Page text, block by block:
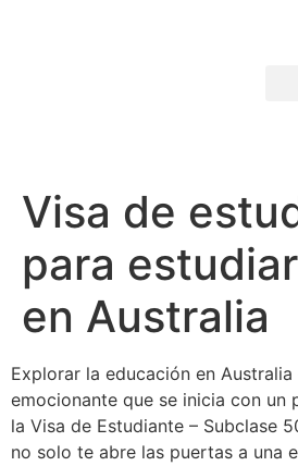
Visa de
para
en Australia
Explorar la educación en Australia
emocionante que se inicia con un
la Visa de Estudiante – Subclase
no solo te abre las puertas a una